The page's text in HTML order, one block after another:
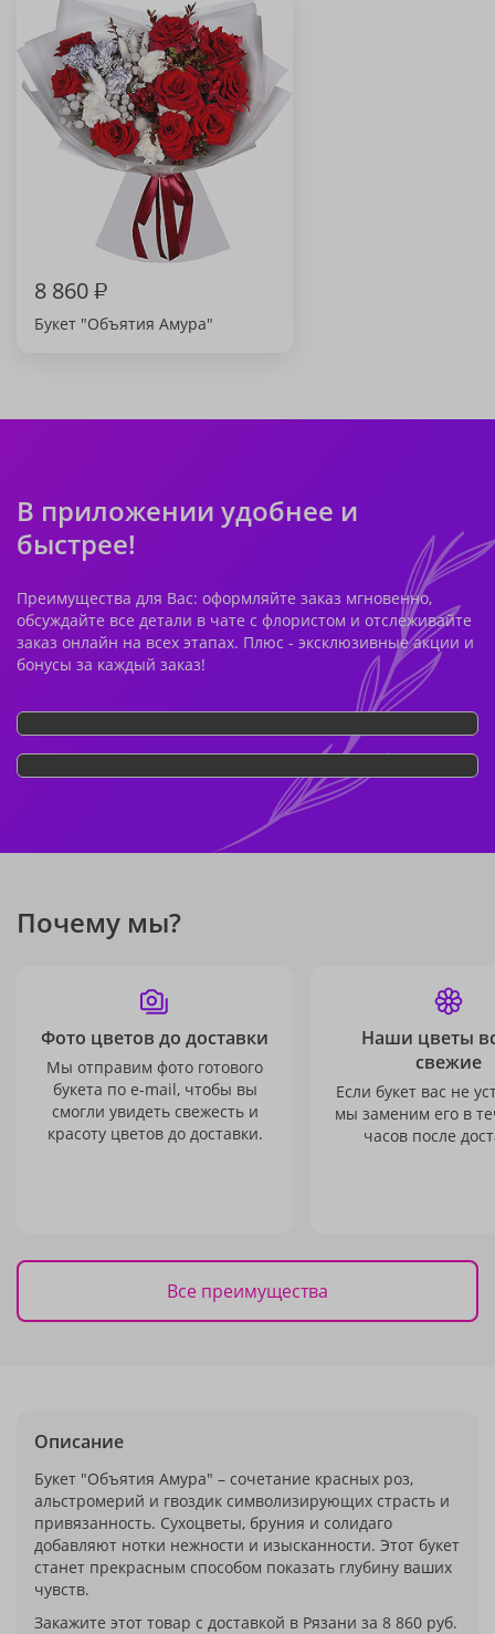
8 860₽
Букет "Объятия Амура"
В приложении удобнее и
быстрее!
Преимущества для Вас: оформляйте заказ мгновенно,
обсуждайте все детали в чате с флористом и отслеживайте
заказ онлайн на всех этапах. Плюс - эксклюзивные акции и
бонусы за каждый заказ!
Почему мы?
Фото цветов до доставки
Мы отправим фото готового
букета по e-mail, чтобы вы
смогли увидеть свежесть и
красоту цветов до доставки.
Наши цветы
свежие
Если букет вас не
мы заменим его в
часов после
Все преимущества
Описание
Букет "Объятия Амура" – сочетание красных роз,
альстромерий и гвоздик символизирующих страсть и
привязанность. Сухоцветы, бруния и солидаго
добавляют нотки нежности и изысканности. Этот букет
станет прекрасным способом показать глубину ваших
чувств.
Закажите этот товар с доставкой в Рязани за 8 860 руб.